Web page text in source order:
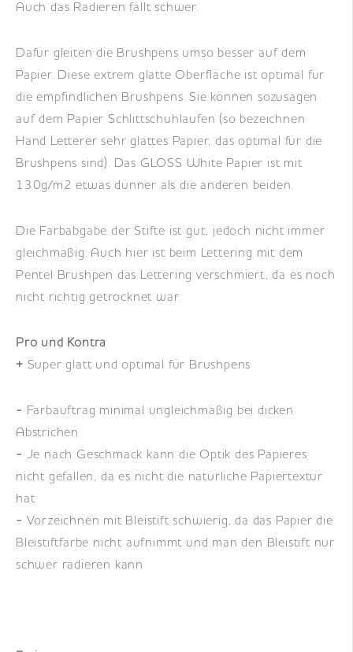
Auch das Radieren fällt schwer.
Dafür gleiten die Brushpens umso besser auf dem
Papier. Diese extrem glatte Oberfläche ist optimal für
die empfindlichen Brushpens. Sie können sozusagen
auf dem Papier Schlittschuhlaufen (so bezeichnen
Hand Letterer sehr glattes Papier, das optimal für die
Brushpens sind). Das GLOSS White Papier ist mit
130g/m2 etwas dünner als die anderen beiden.
Die Farbabgabe der Stifte ist gut, jedoch nicht immer
gleichmäßig. Auch hier ist beim Lettering mit dem
Pentel Brushpen das Lettering verschmiert, da es noch
nicht richtig getrocknet war.
Pro und Kontra
+ Super glatt und optimal für Brushpens
- Farbauftrag minimal ungleichmäßig bei dicken
Abstrichen
- Je nach Geschmack kann die Optik des Papieres
nicht gefallen, da es nicht die natürliche Papiertextur
hat
- Vorzeichnen mit Bleistift schwierig, da das Papier die
Bleistiftfarbe nicht aufnimmt und man den Bleistift nur
schwer radieren kann